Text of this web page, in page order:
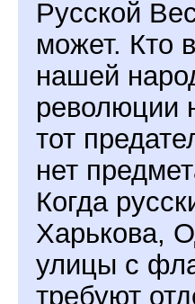
Русской
может. Кто
нашей
революции
тот
нет
Когда
Харькова,
улицы с
требуют